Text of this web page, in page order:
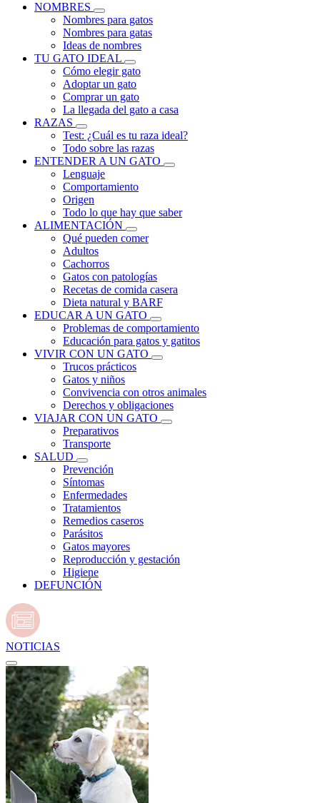
NOMBRES
Nombres para gatos
Nombres para gatas
Ideas de nombres
TU GATO IDEAL
Cómo elegir gato
Adoptar un gato
Comprar un gato
La llegada del gato a casa
RAZAS
Test: ¿Cuál es tu raza ideal?
Todo sobre las razas
ENTENDER A UN GATO
Lenguaje
Comportamiento
Origen
Todo lo que hay que saber
ALIMENTACIÓN
Qué pueden comer
Adultos
Cachorros
Gatos con patologías
Recetas de comida casera
Dieta natural y BARF
EDUCAR A UN GATO
Problemas de comportamiento
Educación para gatos y gatitos
VIVIR CON UN GATO
Trucos prácticos
Gatos y niños
Convivencia con otros animales
Derechos y obligaciones
VIAJAR CON UN GATO
Preparativos
Transporte
SALUD
Prevención
Síntomas
Enfermedades
Tratamientos
Remedios caseros
Parásitos
Gatos mayores
Reproducción y gestación
Higiene
DEFUNCIÓN
NOTICIAS